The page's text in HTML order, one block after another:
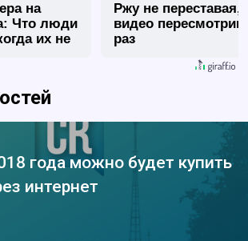
на
Что люди
их не
Ржу не переставая,
видео
раз
года можно будет купить
интернет